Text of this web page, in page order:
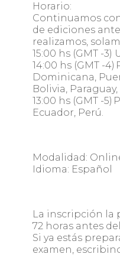
Horario:
Continuamos
de ediciones
realizamos,
15:00 hs (GMT -
14:00 hs (GMT -4)
Dominicana,
Bolivia,
13:00 hs (GMT -
Ecuador, Perú.
Modalidad:
Idioma: Español
La inscripción la
72 horas antes
Si ya estás
examen,